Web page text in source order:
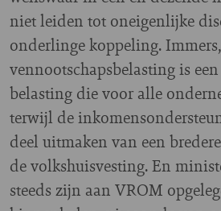
niet leiden tot oneigenlijke
onderlinge koppeling. Immers,
vennootschapsbelasting is
belasting die voor alle
terwijl de
deel uitmaken van een
de volkshuisvesting. En
steeds zijn aan VROM